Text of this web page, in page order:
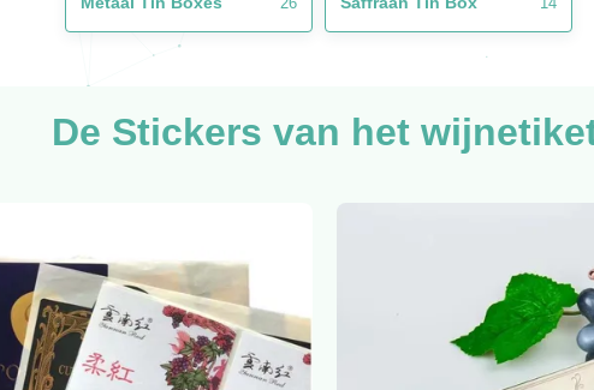
De Stickers van het